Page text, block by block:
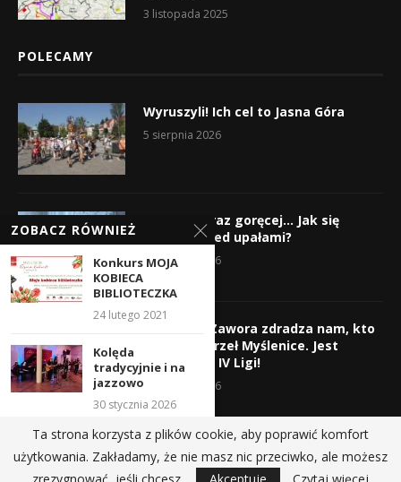
3 listopada 2025
POLECAMY
Wyruszyli! Ich cel to Jasna Góra
5 sierpnia 2026
Gorąco, coraz goręcej… Jak się
chronić przed upałami?
4 sierpnia 2026
Krzysztof Zawora zdradza nam, kto
wzmocni Orzeł Myślenice. Jest
nazwisko z IV Ligi!
3 sierpnia 2026
@2019 - All Right Reserved.
ZOBACZ RÓWNIEŻ
Konkurs MOJA
KOBIECA
BIBLIOTECZKA
24 lutego 2021
Kolęda
tradycyjnie i na
jazzowo
30 stycznia 2026
MOKiS zaprasza
na zajęcia
8 września 2023
Ta strona korzysta z plików cookie, aby poprawić komfort
użytkowania. Zakładamy, że nie masz nic przeciwko, ale możesz